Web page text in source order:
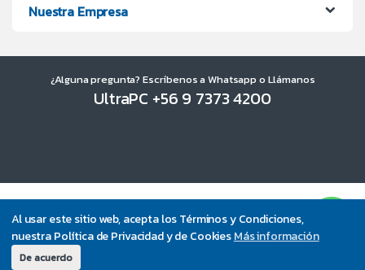
Al usar este sitio web, acepta los Términos y Condiciones,
nuestra Política de Privacidad y de CookiesMás información
De acuerdo
Nuestra Empresa
¿Alguna pregunta? Escríbenos a Whatsapp o Llámanos
UltraPC +56 9 7373 4200